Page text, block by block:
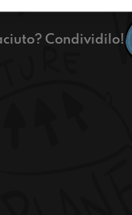
Condividilo!